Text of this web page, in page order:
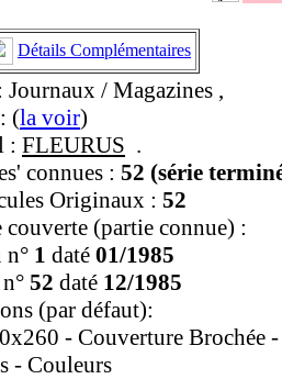
Détails Complémentaires
/ Magazines ,
(la voir)
: FLEURUS .
connues : 52 (série
Originaux : 52
(partie connue) :
n° 1 daté 01/1985
52 daté 12/1985
(par défaut):
- Couverture Brochée
- Couleurs